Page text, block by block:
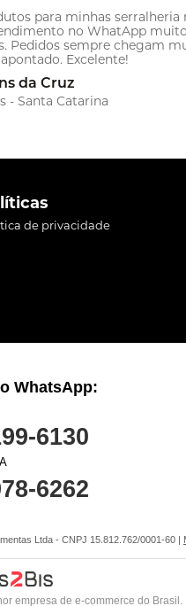
para minhas serralheria
no WhatApp muito
Pedidos sempre chegam
Excelente!
da Cruz
- Santa Catarina
de privacidade
WhatsApp:
6130
6262
Ltda - CNPJ 15.812.762/0001-60 |
empresa de e-commerce do Brasil.